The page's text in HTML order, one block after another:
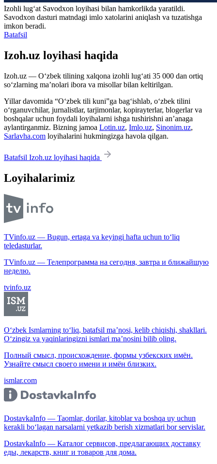
Izohli lugʻat Savodxon loyihasi bilan hamkorlikda yaratildi.
Savodxon dasturi matndagi imlo xatolarini aniqlash va tuzatishga
imkon beradi.
Batafsil
Izoh.uz loyihasi haqida
Izoh.uz — O‘zbek tilining xalqona izohli lug‘ati 35 000 dan ortiq
so‘zlarning ma’nolari ibora va misollar bilan keltirilgan.
Yillar davomida “O‘zbek tili kuni”ga bag‘ishlab, o‘zbek tilini
o‘rganuvchilar, jurnalistlar, tarjimonlar, kopirayterlar, blogerlar va
boshqalar uchun foydali loyihalarni ishga tushirishni an’anaga
aylantirganmiz. Bizning jamoa Lotin.uz, Imlo.uz, Sinonim.uz,
Sarlavha.com loyihalarini hukmingizga havola qilgan.
Batafsil Izoh.uz loyihasi haqida
Loyihalarimiz
TVinfo.uz — Bugun, ertaga va keyingi hafta uchun to‘liq
teledasturlar.
TVinfo.uz — Телепрограмма на сегодня, завтра и ближайшую
неделю.
tvinfo.uz
O‘zbek Ismlarning to‘liq, batafsil ma’nosi, kelib chiqishi, shakllari.
O‘zingiz va yaqinlaringizni ismlari ma’nosini bilib oling.
Полный смысл, происхождение, формы узбекских имён.
Узнайте смысл своего имени и имён близких.
ismlar.com
DostavkaInfo — Taomlar, dorilar, kitoblar va boshqa uy uchun
kerakli bo‘lagan narsalarni yetkazib berish xizmatlari bor servislar.
DostavkaInfo — Каталог сервисов, предлагающих доставку
еды, лекарств, книг и товаров для дома.